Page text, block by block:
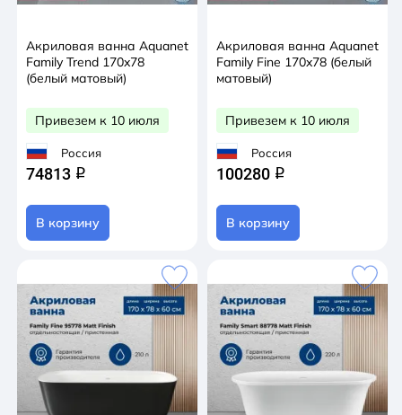
Акриловая ванна Aquanet
Family Trend 170x78
(белый матовый)
Привезем к 10 июля
Россия
74813 q
В корзину
Акриловая ванна Aquanet
Family Fine 170x78 (белый
матовый)
Привезем к 10 июля
Россия
100280 q
В корзину